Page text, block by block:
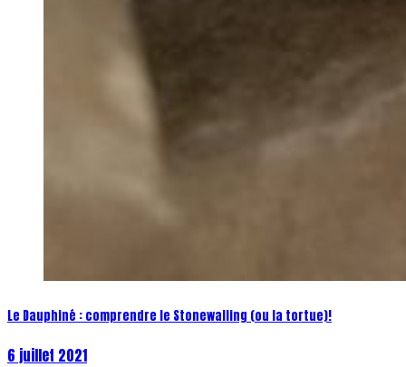
Le Dauphiné : comprendre le Stonewalling (ou la tortue)!
6 juillet 2021